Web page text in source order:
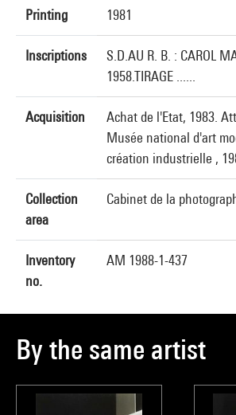
Printing 1981
Inscriptions
S.D.AU R. B. : CAROL
1958.TIRAGE ......
Acquisition
Achat de l'Etat, 1983.
Musée national d'art
création industrielle ,
Collection
area
Cabinet de la
Inventory
no.
AM 1988-1-437
By the same artist